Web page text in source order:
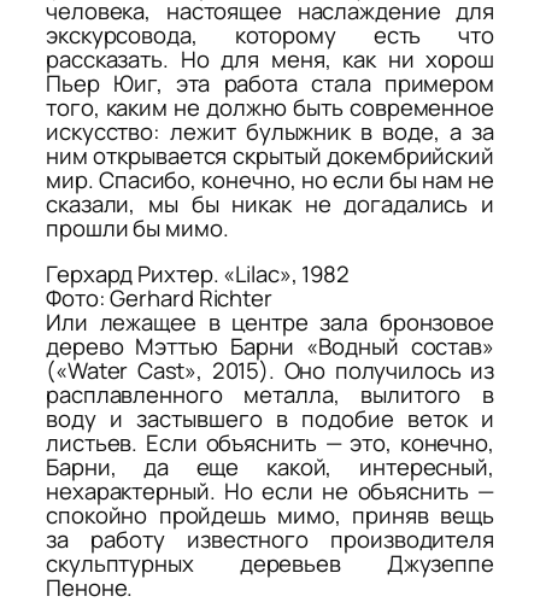
человека, настоящее наслаждение для
экскурсовода, которому есть что
рассказать. Но для меня, как ни хорош
Пьер Юиг, эта работа стала примером
того, каким не должно быть современное
искусство: лежит булыжник в воде, а за
ним открывается скрытый докембрийский
мир. Спасибо, конечно, но если бы нам не
сказали, мы бы никак не догадались и
прошли бы мимо.
Герхард Рихтер. «Lilac», 1982
Фото: Gerhard Richter
Или лежащее в центре зала бронзовое
дерево Мэттью Барни «Водный состав»
(«Water Cast», 2015). Оно получилось из
расплавленного металла, вылитого в
воду и застывшего в подобие веток и
листьев. Если объяснить — это, конечно,
Барни, да еще какой, интересный,
нехарактерный. Но если не объяснить —
спокойно пройдешь мимо, приняв вещь
за работу известного производителя
скульптурных деревьев Джузеппе
Пеноне.